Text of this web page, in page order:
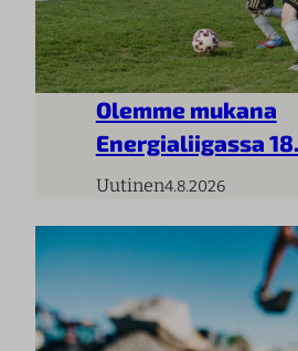
Olemme mukana
Energialiigassa
Uutinen4.8.2026